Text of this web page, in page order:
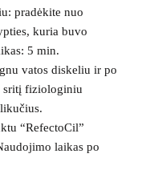
pradėkite nuo
kuria buvo
5 min.
vatos diskeliu ir po
sritį fiziologiniu
“RefectoCil”
laikas po